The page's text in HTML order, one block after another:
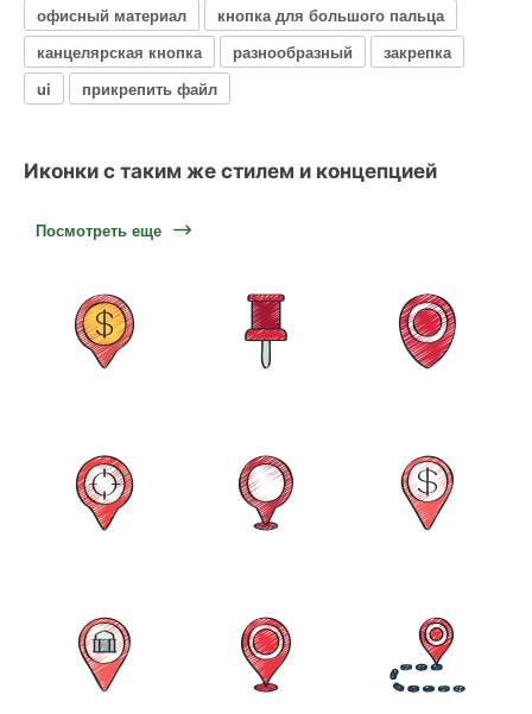
офисный материал
кнопка для большого пальца
канцелярская кнопка
разнообразный
закрепка
ui
прикрепить файл
Иконки с таким же стилем и концепцией
Посмотреть еще